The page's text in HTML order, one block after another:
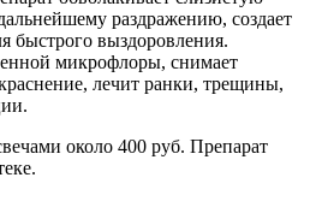
раздражению, создает
быстрого выздоровления.
микрофлоры, снимает
лечит ранки, трещины,
около 400 руб. Препарат